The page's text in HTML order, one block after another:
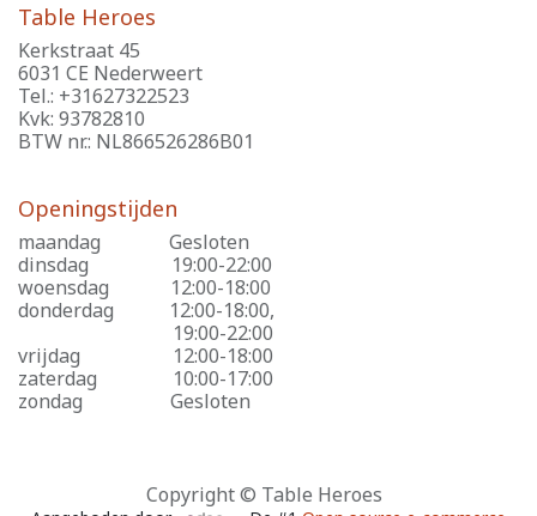
Table Heroes
Kerkstraat 45
6031 CE Nederweert
Tel.: +31627322523
Kvk: 93782810
BTW nr.: NL866526286B01
Openingstijden
maandag
​Gesloten
dinsdag
​19:00-22:00
woensdag
​12:00-18:00
donderdag
​12:00-18:00,
​19:00-22:00
vrijdag
​12:00-18:00
zaterdag
​10:00-17:00
zondag
​Gesloten
Copyright © Table Heroes